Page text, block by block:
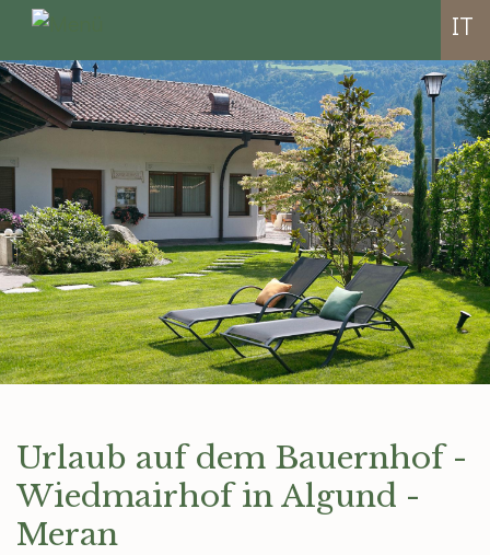
IT
Urlaub auf dem Bauernhof -
Wiedmairhof in Algund -
Meran